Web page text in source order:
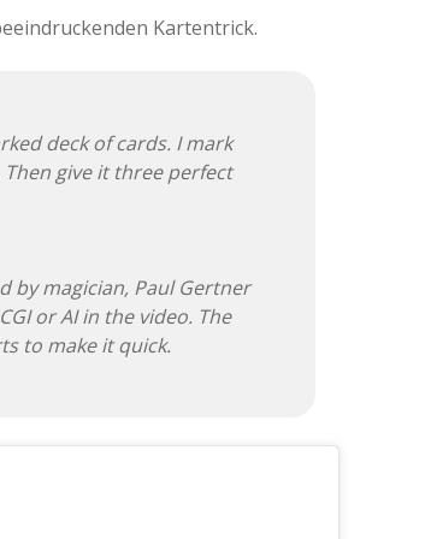
Kartentrick.
deck of cards. I mark
give it three perfect
by magician, Paul Gertner
or AI in the video. The
to make it quick.